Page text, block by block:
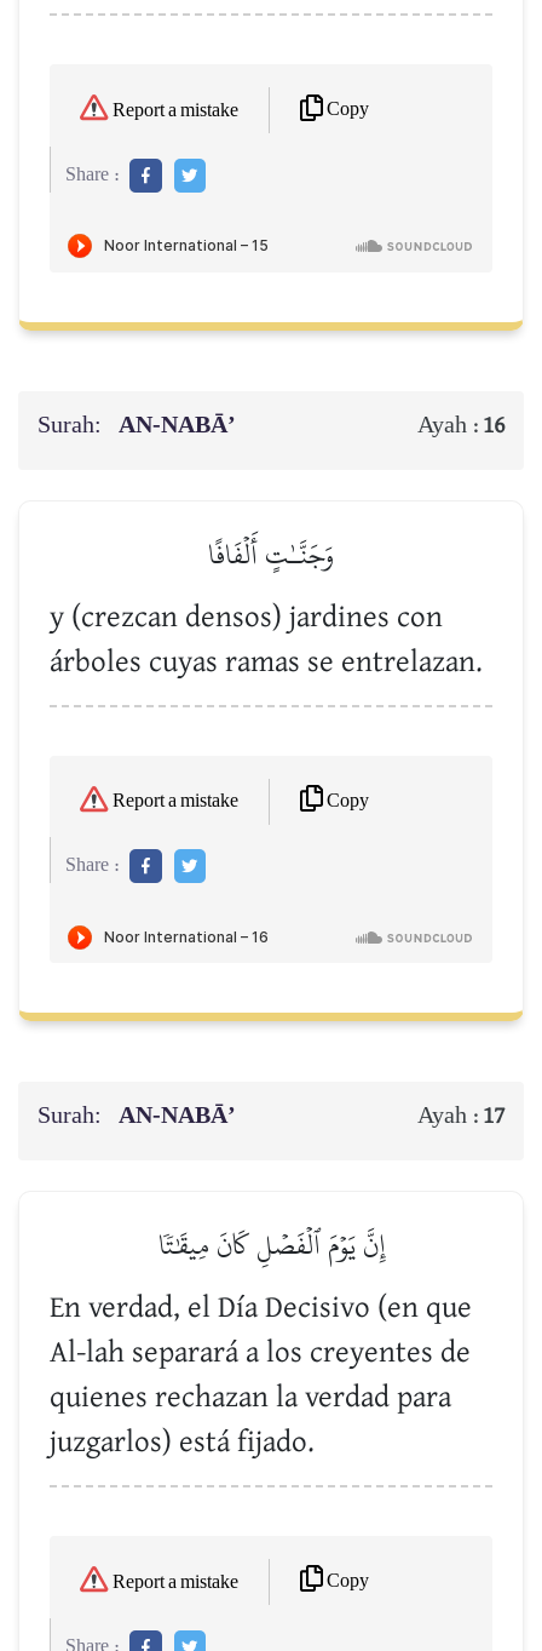
Report a mistake Copy
Share :
Surah: AN-NABĀ’ Ayah : 16
وَجَنَّـٰتٍ أَلۡفَافًا
y (crezcan densos) jardines con
árboles cuyas ramas se entrelazan.
Report a mistake Copy
Share :
Surah: AN-NABĀ’ Ayah : 17
إِنَّ يَوۡمَ ٱلۡفَصۡلِ كَانَ مِيقَٰتٗا
En verdad, el Día Decisivo (en que
Al-lah separará a los creyentes de
quienes rechazan la verdad para
juzgarlos) está fijado.
Report a mistake Copy
Share :